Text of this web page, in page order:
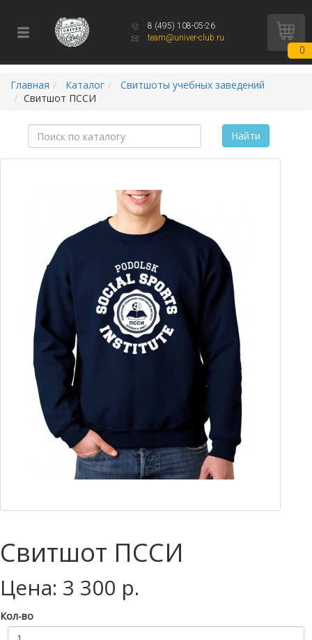
8 (495) 108-05-26
team@univer-club.ru
0
Главная Каталог
Свитшоты учебных заведений
Свитшот ПССИ
Найти
Свитшот ПССИ
Цена: 3 300 р.
Кол-во